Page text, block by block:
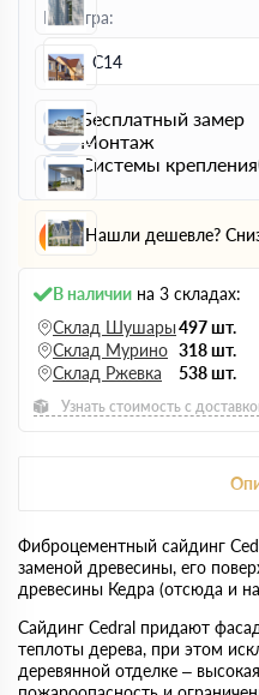
Палитра:
C14
Бесплатный замер
Монтаж
Системы крепления
Нашли дешевле?
В наличии на 3 складах:
Склад Шушары497 шт.
Склад Мурино 318 шт.
Склад Ржевка
538 шт.
Узнать стоимость с
Фиброцементный сайдинг
заменой древесины, его
древесины Кедра (отсюда и
Сайдинг Cedral придают
теплоты дерева, при этом
деревянной отделке –